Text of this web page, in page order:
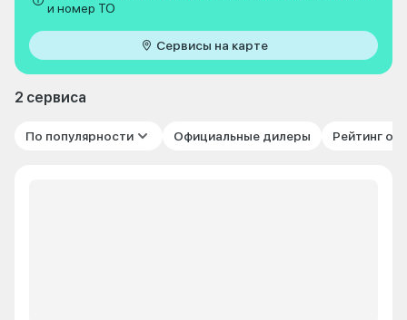
и номер ТО
Сервисы на карте
2 сервиса
По популярности Официальные дилеры Рейтинг